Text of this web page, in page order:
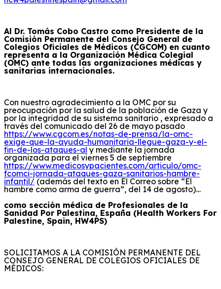
Al Dr. Tomás Cobo Castro como Presidente de la
Comisión Permanente del Consejo General de
Colegios Oficiales de Médicos (CGCOM) en cuanto
representa a la Organización Médica Colegial
(OMC) ante todas las organizaciones médicas y
sanitarias internacionales.
Con nuestro agradecimiento a la OMC por su
preocupación por la salud de la población de Gaza y
por la integridad de su sistema sanitario , expresado a
través del comunicado del 26 de mayo pasado
https://www.cgcom.es/notas-de-prensa/la-omc-
exige-que-la-ayuda-humanitaria-llegue-gaza-y-el-
fin-de-los-ataques-al y mediante la jornada
organizada para el viernes 5 de septiembre
https://www.medicosypacientes.com/articulo/omc-
fcomci-jornada-ataques-gaza-sanitarios-hambre-
infantil/ (además del texto en El Correo sobre “El
hambre como arma de guerra”, del 14 de agosto)…
como sección médica de Profesionales de la
Sanidad Por Palestina, España (Health Workers For
Palestine, Spain, HW4PS)
SOLICITAMOS A LA COMISIÓN PERMANENTE DEL
CONSEJO GENERAL DE COLEGIOS OFICIALES DE
MÉDICOS: